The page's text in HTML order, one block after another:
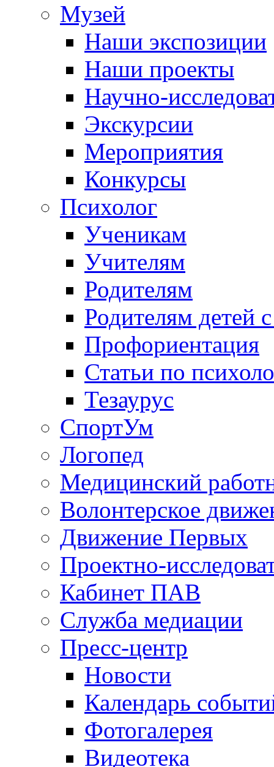
Музей
Наши экспозиции
Наши проекты
Научно-
Экскурсии
Мероприятия
Конкурсы
Психолог
Ученикам
Учителям
Родителям
Родителям детей
Профориентация
Статьи по
Тезаурус
СпортУм
Логопед
Медицинский
Волонтерское
Движение Первых
Проектно-
Кабинет ПАВ
Служба медиации
Пресс-центр
Новости
Календарь
Фотогалерея
Видеотека